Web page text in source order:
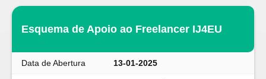
Esquema de Apoio ao Freelancer IJ4EU
Data de Abertura 13-01-2025